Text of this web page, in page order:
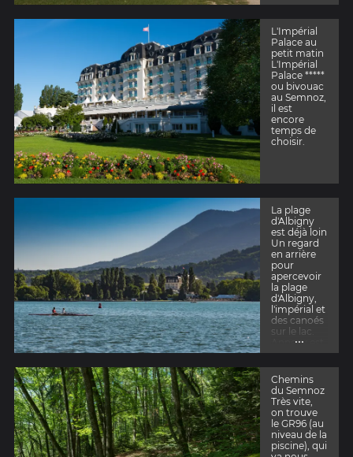
lumière du
matin, la
montagne
du Semnoz
l'objectif de
la journée
émerge du
lac.
matinale,
les rayons
du soleil
n'arrivent
pas à
réveiller
Annecy
encore
endormie.
L'Impérial
Palace au
petit matin
L'Impérial
Palace *****
ou bivouac
au Semnoz,
il est
encore
temps de
choisir.
La plage
d'Albigny
est déjà loin
Un regard
en arrière
pour
apercevoir
la plage
d'Albigny,
l'impérial et
des canoés
sur le lac.
Annecy est
vraiment
une belle
ville
agréable,
encore plus
pour ceux
qui
pratique un
sport, avec
le lac et les
...
Chemins
du Semnoz
Très vite,
on trouve
le GR96 (au
niveau de la
piscine), qui